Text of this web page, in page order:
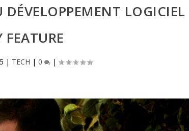
DÉVELOPPEMENT LOGICIEL
FEATURE
| TECH |0 |